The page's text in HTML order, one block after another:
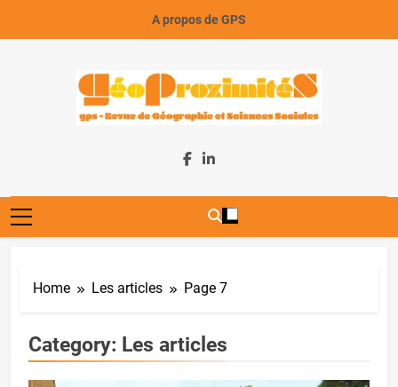
A propos de GPS
GeoProximiteS
Home Les articles Page 7
Category: Les articles